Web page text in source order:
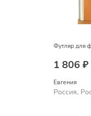
Футляр для
1 806 ₽
Евгения
Россия,